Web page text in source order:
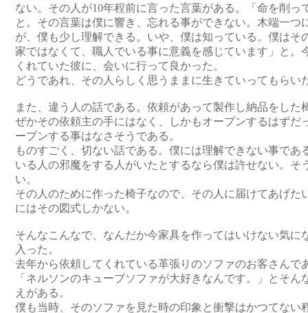
ない。その人が10年程前に言った言葉がある。「命を削っ
と。その言葉は僕に響き、忘れる事ができない。木端一つ
が、僕も少し理解できる。いや、僕は知っている。僕はそ
家ではなくて、職人でいる事に意義を感じています」と。
くれていた彼に、会いに行って良かった。
どうであれ、その人らしく思うままに生きていってもらい
また、違う人の話である。依頼があって製作し納品をした
ぜかその依頼主の手にはなく、しかもオープンするはずだ
ープンする事はなさそうである。
ものすごく、切ない話である。僕には理解できない事であ
いる人の邪魔をする人がいたとするなら僕は許せない。そ
い。
その人のために作った椅子なので、その人に届けてあげた
にはその図式しかない。
そんなこんなで、なんだか今家具を作ってはいけない気に
入った。
去年から依頼してくれている革張りのソファのお客さんで
「ネルソンのキューブソファが大好きなんです。」とそん
えがある。
僕も当時、そのソファを見た時の印象と衝撃はかつてない